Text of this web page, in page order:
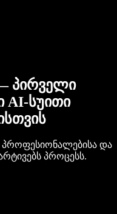
— პირველი
AI-სუითი
და
პროცესს.